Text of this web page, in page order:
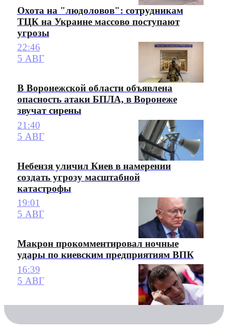
Охота на "людоловов": сотрудникам
ТЦК на Украине массово поступают
угрозы
22:46
5 АВГ
В Воронежской области объявлена
опасность атаки БПЛА, в Воронеже
звучат сирены
21:40
5 АВГ
Небензя уличил Киев в намерении
создать угрозу масштабной
катастрофы
19:01
5 АВГ
Макрон прокомментировал ночные
удары по киевским предприятиям ВПК
16:39
5 АВГ